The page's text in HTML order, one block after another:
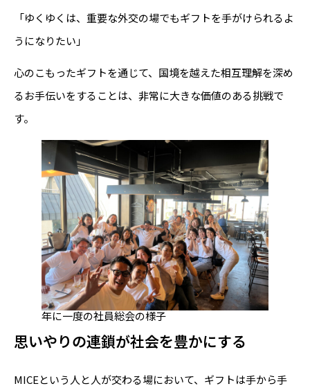
「ゆくゆくは、重要な外交の場でもギフトを手がけられるよ
うになりたい」
心のこもったギフトを通じて、国境を越えた相互理解を深め
るお手伝いをすることは、非常に大きな価値のある挑戦で
す。
年に一度の社員総会の様子
思いやりの連鎖が社会を豊かにする
MICEという人と人が交わる場において、ギフトは手から手